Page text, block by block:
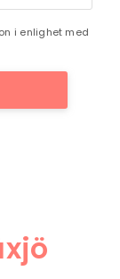
i enlighet med